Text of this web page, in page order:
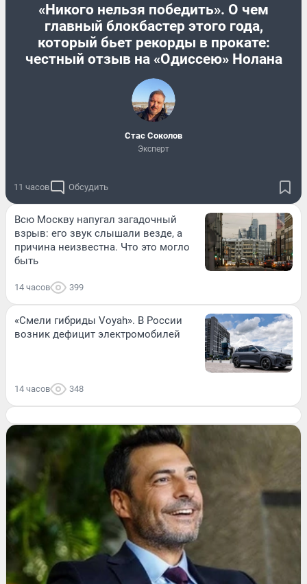
«Никого нельзя победить». О чем
главный блокбастер этого года,
который бьет рекорды в прокате:
честный отзыв на «Одиссею» Нолана
Стас Соколов
Эксперт
11 часов Обсудить
Всю Москву напугал загадочный
взрыв: его звук слышали везде, а
причина неизвестна. Что это могло
быть
14 часов 399
«Смели гибриды Voyah». В России
возник дефицит электромобилей
14 часов 348